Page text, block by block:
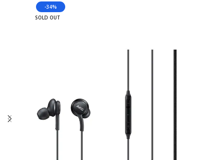
-34%
SOLD OUT